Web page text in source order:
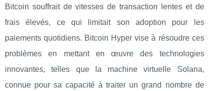
Bitcoin souffrait de vitesses de transaction lentes et de
frais élevés, ce qui limitait son adoption pour les
paiements quotidiens. Bitcoin Hyper vise à résoudre ces
problèmes en mettant en œuvre des technologies
innovantes, telles que la machine virtuelle Solana,
connue pour sa capacité à traiter un grand nombre de